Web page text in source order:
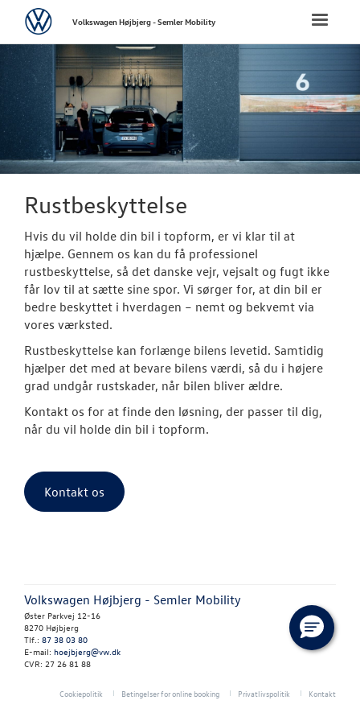
NYE
VÆRKSTED
Bestil tid på
Koncepter og
Vejhjælp
Hente/
Synstjek
Toggle
VolkswagenVolkswagen Højbjerg - Semler Mobility
Rustbeskyttelse
Hvis du vil holde din bil i topform, er vi klar til at
hjælpe. Gennem os kan du få professionel
rustbeskyttelse, så det danske vejr, vejsalt og fugt ikke
får lov til at sætte sine spor. Vi sørger for, at din bil er
bedre beskyttet i hverdagen – nemt og bekvemt via
vores værksted.
Rustbeskyttelse kan forlænge bilens levetid. Samtidig
hjælper det med at bevare bilens værdi, så du i højere
grad undgår rustskader, når bilen bliver ældre.
Kontakt os for at finde den løsning, der passer til dig,
når du vil holde din bil i topform.
Kontakt os
Volkswagen Højbjerg - Semler Mobility
Øster Parkvej 12-16
8270 Højbjerg
Tlf.: 87 38 03 80
E-mail: hoejbjerg@vw.dk
CVR: 27 26 81 88
Cookiepolitik Betingelser for online booking Privatlivspolitik Kontakt